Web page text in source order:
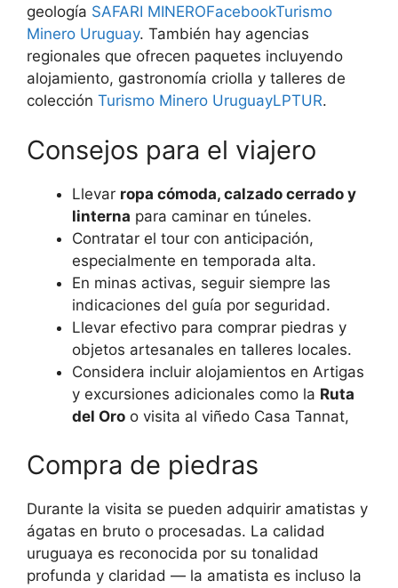
geología SAFARI MINEROFacebookTurismo
Minero Uruguay. También hay agencias
regionales que ofrecen paquetes incluyendo
alojamiento, gastronomía criolla y talleres de
colección Turismo Minero UruguayLPTUR.
Consejos para el viajero
Llevar ropa cómoda, calzado cerrado y
linterna para caminar en túneles.
Contratar el tour con anticipación,
especialmente en temporada alta.
En minas activas, seguir siempre las
indicaciones del guía por seguridad.
Llevar efectivo para comprar piedras y
objetos artesanales en talleres locales.
Considera incluir alojamientos en Artigas
y excursiones adicionales como la Ruta
del Oro o visita al viñedo Casa Tannat,
Compra de piedras
Durante la visita se pueden adquirir amatistas y
ágatas en bruto o procesadas. La calidad
uruguaya es reconocida por su tonalidad
profunda y claridad — la amatista es incluso la